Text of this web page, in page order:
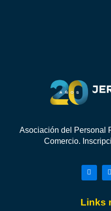
Asociación del Personal
Comercio.
Links